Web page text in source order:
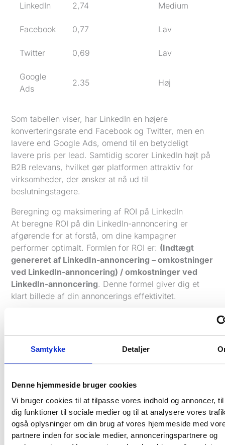
Samtykke Detaljer
Denne hjemmeside bruger cookies
Vi bruger cookies til at tilpasse vores indhold og annoncer,
dig funktioner til sociale medier og til at analysere vores
også oplysninger om din brug af vores hjemmeside med
partnere inden for sociale medier, annonceringspartnere og
LinkedIn 2,74 Medium
Facebook 0,77 Lav
Twitter 0,69 Lav
Google
Ads
2.35 Høj
Som tabellen viser, har LinkedIn en højere
konverteringsrate end Facebook og Twitter, men en
lavere end Google Ads, omend til en betydeligt
lavere pris per lead. Samtidig scorer LinkedIn højt på
B2B relevans, hvilket gør platformen attraktiv for
virksomheder, der ønsker at nå ud til
beslutningstagere.
Beregning og maksimering af ROI på LinkedIn
At beregne ROI på din LinkedIn-annoncering er
afgørende for at forstå, om dine kampagner
performer optimalt. Formlen for ROI er: (Indtægt
genereret af LinkedIn-annoncering – omkostninger
ved LinkedIn-annoncering) / omkostninger ved
LinkedIn-annoncering. Denne formel giver dig et
klart billede af din annoncerings effektivitet.
annoncering inkluderer:
dig at få et klik på din annonce?
Conversion rate:Hvor mange af de
besøgende, der klikker på din annonce,
konverterer til leads eller kunder?
Cost-per-acquisition (CPA):Hvor meget